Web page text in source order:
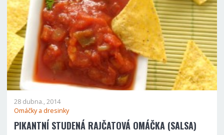
28 dubna., 2014
Omáčky a dresinky
PIKANTNÍ STUDENÁ RAJČATOVÁ OMÁČKA (SALSA)